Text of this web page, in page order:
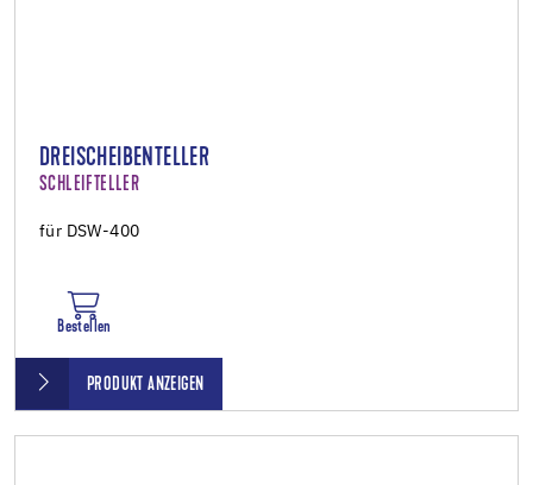
DREISCHEIBENTELLER
SCHLEIFTELLER
für DSW-400
Bestellen
PRODUKT ANZEIGEN